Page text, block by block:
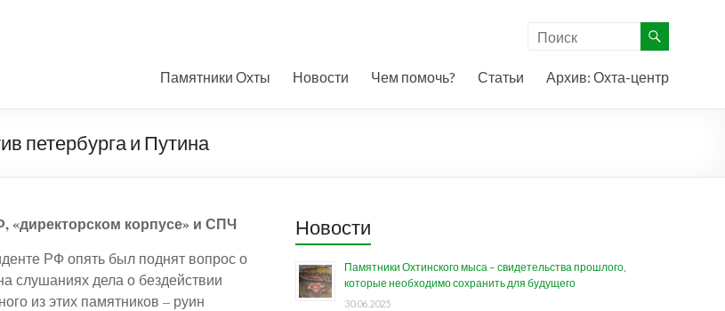
Памятники Охты Новости Чем помочь? Статьи Архив: Охта-центр
петербурга и Путина
«директорском корпусе» и СПЧ
РФ опять был поднят вопрос о
слушаниях дела о бездействии
из этих памятников – руин
Новости
Памятники Охтинского мыса – свидетельства прошлого,
которые необходимо сохранить для будущего
30.06.2025